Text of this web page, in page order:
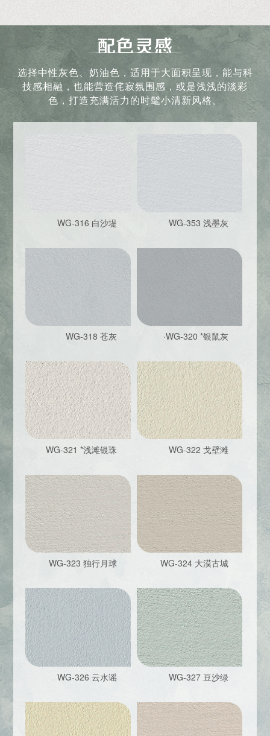
选择中性灰色、奶油色，适用于大面积呈现，能与科
技感相融，也能营造侘寂氛围感，或是浅浅的淡彩
色，打造充满活力的时髦小清新风格。
WG-316 白沙堤 WG-353 浅墨灰
WG-318 苍灰 ·WG-320 *银鼠灰
WG-321 *浅滩银珠 WG-322 戈壁滩
WG-323 独行月球 WG-324 大漠古城
WG-326 云水谣 WG-327 豆沙绿